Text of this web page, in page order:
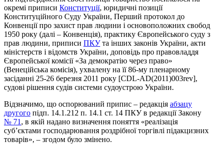
окремі приписи Конституції, юридичні позиції
Конституційного Суду України, Перший протокол до
Конвенції про захист прав людини і основоположних свобод
1950 року (далі – Конвенція), практику Європейського суду з
прав людини, приписи ПКУта інших законів України, акти
міністерств і відомств України, доповідь про правовладдя
Європейської комісії «За демократію через право»
(Венеційська комісія), ухвалену на її 86-му пленарному
засіданні 25-26 березня 2011 року [CDL-AD(2011)003rev],
судові рішення судів системи судоустрою України.
Відзначимо, що оспорюваний припис – редакція абзацу
другого підп. 14.1.212 п. 14.1 ст. 14 ПКУ в редакції Закону
№ 71 , в якій надано визначення поняття «реалізація
суб’єктами господарювання роздрібної торгівлі підакцизних
товарів», – згодом було змінено.